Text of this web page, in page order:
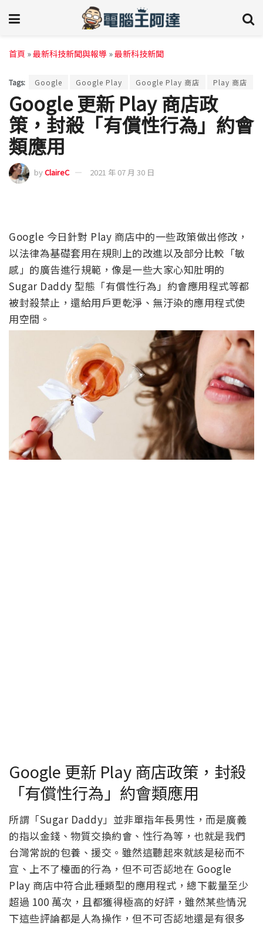
首頁 »最新科技新聞與報導 »最新科技新聞
Tags: Google Google Play Google Play 商店 Play 商店
Google 更新 Play 商店政
策，封殺「有償性行為」約會
類應用
byClaireC 2021 年 07 月 30 日
Google 今日針對 Play 商店中的一些政策做出修改，
以法律為基礎套用在規則上的改進以及部分比較「敏
感」的廣告進行規範，像是一些大家心知肚明的
Sugar Daddy 型態「有償性行為」約會應用程式等都
被封殺禁止，還給用戶更乾淨、無汙染的應用程式使
用空間。
Google 更新 Play 商店政策，封殺
「有償性行為」約會類應用
所謂「Sugar Daddy」並非單指年長男性，而是廣義
的指以金錢、物質交換約會、性行為等，也就是我們
台灣常說的包養、援交。雖然這聽起來就該是秘而不
宣、上不了檯面的行為，但不可否認地在 Google
Play 商店中符合此種類型的應用程式，總下載量至少
超過 100 萬次，且都獲得極高的好評，雖然某些情況
下這些評論都是人為操作，但不可否認地還是有很多